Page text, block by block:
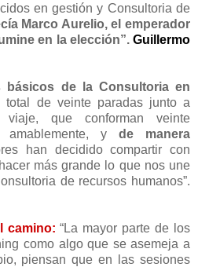
en gestión y Consultoria de
Marco Aurelio, el emperador
en la elección”. Guillermo
básicos de la Consultoria en
total de veinte paradas junto a
viaje, que conforman veinte
amablemente, y de manera
han decidido compartir con
más grande lo que nos une
de recursos humanos”.
camino: “La mayor parte de los
como algo que se asemeja a
piensan que en las sesiones